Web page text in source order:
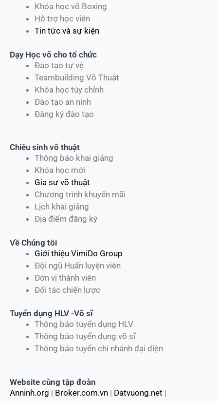
Khóa học võ Boxing
Hỗ trợ học viên
Tin tức và sự kiện
Dạy Học võ cho tổ chức
Đào tạo tự vệ
Teambuilding Võ Thuật
Khóa học tùy chỉnh
Đào tạo an ninh
Đăng ký đào tạo
Chiêu sinh võ thuật
Thông báo khai giảng
Khóa học mới
Gia sư võ thuật
Chương trình khuyến mãi
Lịch khai giảng
Địa điểm đăng ký
Về Chúng tôi
Giới thiệu VimiDo Group
Đội ngũ Huấn luyện viên
Đơn vị thành viên
Đối tác chiến lược
Tuyển dụng HLV -Võ sĩ
Thông báo tuyển dụng HLV
Thông báo tuyển dụng võ sĩ
Thông báo tuyển chi nhánh đại diện
Website cùng tập đoàn
Anninh.org | Broker.com.vn | Datvuong.net |